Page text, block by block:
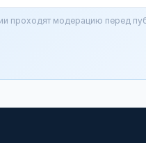
проходят модерацию перед